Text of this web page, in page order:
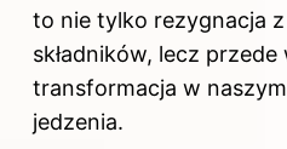
to nie tylko rezygnacja
składników, lecz
transformacja w
jedzenia.